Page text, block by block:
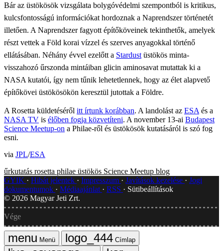
Bár az üstökösök vizsgálata bolygóvédelmi szempontból is kritikus,
kulcsfontosságú információkat hordoznak a Naprendszer történetét
illetően. A Naprendszer fagyott építőköveinek tekinthetők, amelyek
részt vettek a Föld korai vízzel és szerves anyagokkal történő
ellátásában. Néhány évvel ezelőtt a Stardust üstökös minta-
visszahozó űrszonda mintáiban glicin aminosavat mutattak ki a
NASA kutatói, így nem tűnik lehetetlennek, hogy az élet alapvető
építőkövei üstökösökön keresztül jutottak a Földre.
A Rosetta küldetéséről itt írtunk korábban. A landolást az ESA és a
NASA TV is élőben fogja közvetíteni. A november 13-ai Budapest
Science Meetup-on a Philae-ről és üstökösök kutatásáról is szó fog
esni.
via JPL/ESA
űrkutatás rosetta philae üstökös Science Meetup blog
GYIK
Hibát jelentek Impresszum Javítások kezelése
Jogi
dokumentumok
Médiaajánlat RSS
Sütibeállítások
© 2026 Magyar Jeti Zrt.
Vége
Menü
Címlap